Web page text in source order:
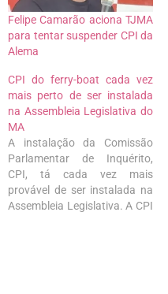
Felipe Camarão aciona TJMA
para tentar suspender CPI da
Alema
CPI do ferry-boat cada vez
mais perto de ser instalada
na Assembleia Legislativa do
MA
A instalação da Comissão
Parlamentar de Inquérito,
CPI, tá cada vez mais
provável de ser instalada na
Assembleia Legislativa. A CPI